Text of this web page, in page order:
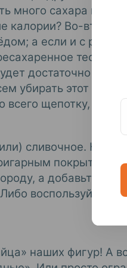
много сахара в
Во-вторых,
а если и с рыбой
тесто на
достаточно для
убирать этот
щепотку,
сливочное.
покрытием,
а добавьте
наших фигур! А